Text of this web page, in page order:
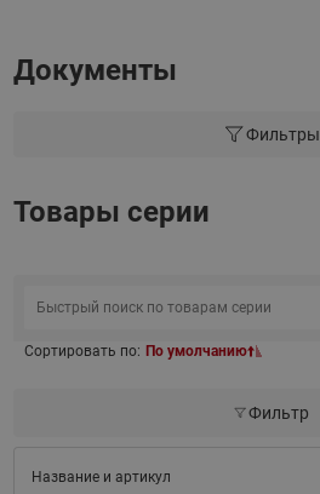
Документы
Фильтры
Товары серии
Сортировать по: По умолчанию
Фильтр